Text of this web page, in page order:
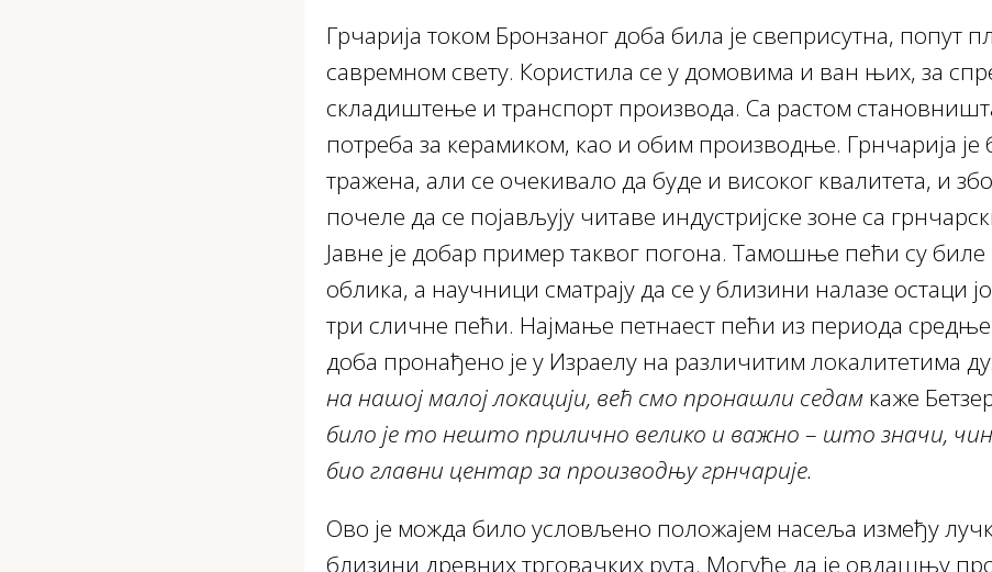
Грчарија током Бронзаног доба била је свеприсутна, попут
савремном свету. Користила се у домовима и ван њих, за
складиштење и транспорт производа. Са растом
потреба за керамиком, као и обим производње. Грнчарија је
тражена, али се очекивало да буде и високог квалитета, и
почеле да се појављују читаве индустријске зоне са
Јавне је добар пример таквог погона. Тамошње пећи су биле
облика, а научници сматрају да се у близини налазе остаци
три сличне пећи. Најмање петнаест пећи из периода
доба пронађено је у Израелу на различитим локалитетима
на нашој малој локацији, већ смо пронашли седамкаже
било је то нешто прилично велико и важно – што значи,
био главни центар за производњу грнчарије.
Ово је можда било условљено положајем насеља између
близини древних трговачких рута. Могуће да је овдашњу